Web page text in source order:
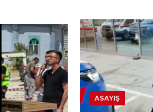
ASAYIŞ